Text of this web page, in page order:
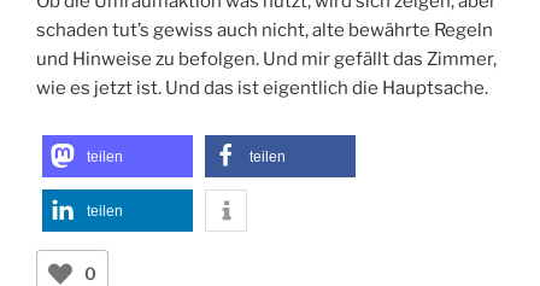
schaden tut’s gewiss auch nicht, alte bewährte Regeln
und Hinweise zu befolgen. Und mir gefällt das Zimmer,
wie es jetzt ist. Und das ist eigentlich die Hauptsache.
teilen teilen
teilen
0